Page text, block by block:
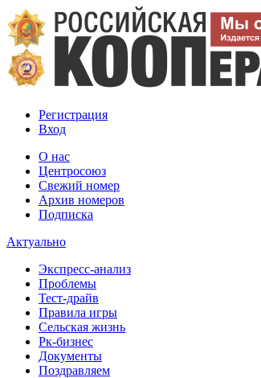
Регистрация
Вход
О нас
Центросоюз
Свежий номер
Архив номеров
Подписка
Актуально
Экспресс-анализ
Проблемы
Тест-драйв
Правила игры
Сельская жизнь
Рк-бизнес
Документы
Поздравляем